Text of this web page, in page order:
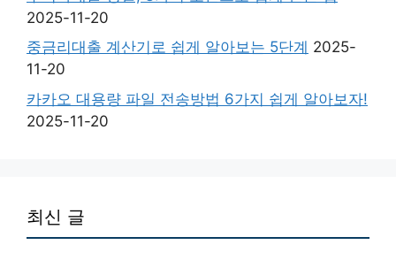
2025-11-20
중금리대출 계산기로 쉽게 알아보는 5단계 2025-
11-20
카카오 대용량 파일 전송방법 6가지 쉽게 알아보자!
2025-11-20
최신 글